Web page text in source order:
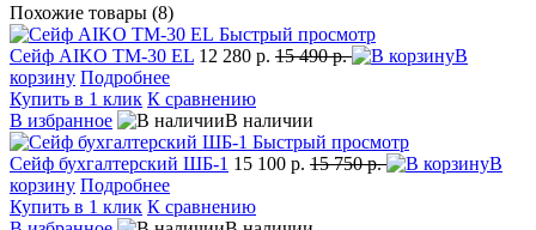
Похожие товары (8)
Быстрый просмотр
Сейф AIKO TM-30 EL 12 280 р. 15 490 р.
В
корзину Подробнее
Купить в 1 клик К сравнению
В избранное
В наличии
Быстрый просмотр
Сейф бухгалтерский ШБ-1 15 100 р. 15 750 р.
В
корзину Подробнее
Купить в 1 клик К сравнению